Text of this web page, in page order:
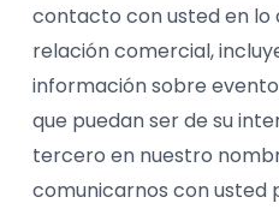
contacto con usted en lo
relación comercial,
información sobre
que puedan ser de su
tercero en nuestro
comunicarnos con usted